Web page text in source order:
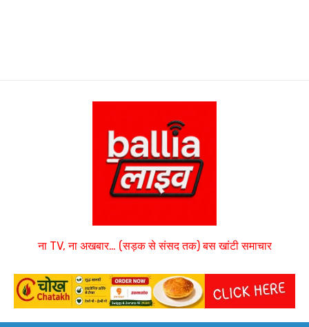
ना TV, ना अखबार… (सड़क से संसद तक) बस खांटी समाचार